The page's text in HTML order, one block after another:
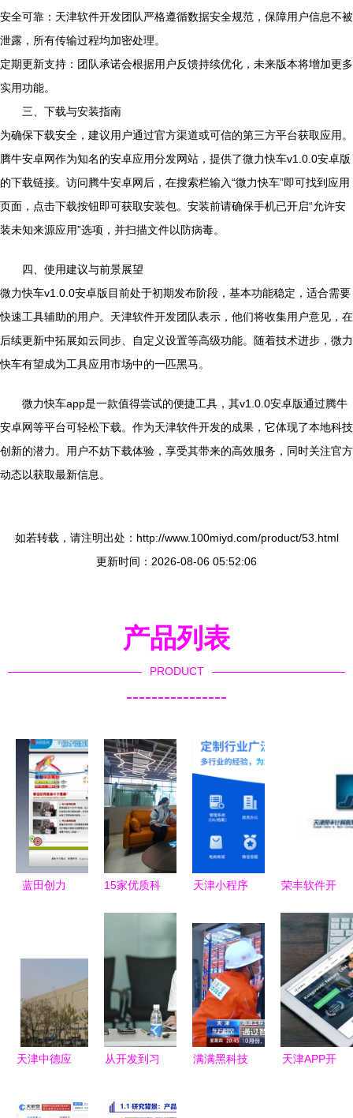
安全可靠：天津软件开发团队严格遵循数据安全规范，保障用户信息不被
泄露，所有传输过程均加密处理。
定期更新支持：团队承诺会根据用户反馈持续优化，未来版本将增加更多
实用功能。
三、下载与安装指南
为确保下载安全，建议用户通过官方渠道或可信的第三方平台获取应用。
腾牛安卓网作为知名的安卓应用分发网站，提供了微力快车v1.0.0安卓版
的下载链接。访问腾牛安卓网后，在搜索栏输入“微力快车”即可找到应用
页面，点击下载按钮即可获取安装包。安装前请确保手机已开启“允许安
装未知来源应用”选项，并扫描文件以防病毒。
四、使用建议与前景展望
微力快车v1.0.0安卓版目前处于初期发布阶段，基本功能稳定，适合需要
快速工具辅助的用户。天津软件开发团队表示，他们将收集用户意见，在
后续更新中拓展如云同步、自定义设置等高级功能。随着技术进步，微力
快车有望成为工具应用市场中的一匹黑马。
微力快车app是一款值得尝试的便捷工具，其v1.0.0安卓版通过腾牛
安卓网等平台可轻松下载。作为天津软件开发的成果，它体现了本地科技
创新的潜力。用户不妨下载体验，享受其带来的高效服务，同时关注官方
动态以获取最新信息。
如若转载，请注明出处：http://www.100miyd.com/product/53.html
更新时间：2026-08-06 05:52:06
产品列表
PRODUCT
----------------
蓝田创力
发的成功典
15家优质科
滨海中关村
创新中心，
助力天津软
件开发产业
升级
天津小程序
定制 数字
时代的企业
新引擎
荣丰软件开
津软件产业
的创新与发
展
天津中德应
宿舍条件与
从开发到习
众数智化进
满满黑科技
天津APP开